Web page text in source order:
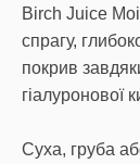
Birch Juice
спрагу,
покрив
гіалуронової
Суха, груба